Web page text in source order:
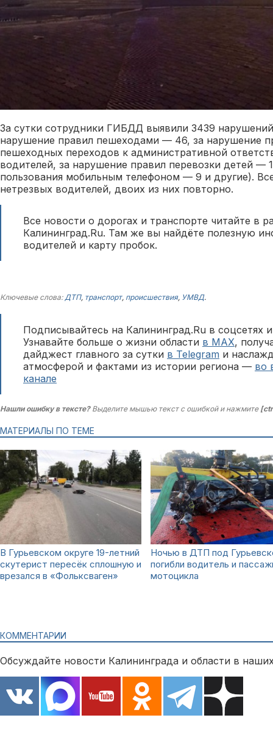
За сутки сотрудники ГИБДД выявили 3439
нарушение правил пешеходами — 46, за нарушение
пешеходных переходов к административной
водителей, за нарушение правил перевозки детей —
пользования мобильным телефоном — 9 и другие).
нетрезвых водителей, двоих из них повторно.
Все новости о дорогах и транспорте читайте в
Калининград.Ru. Там же вы найдёте полезную
водителей и карту пробок.
Ключевые слова:ДТП, транспорт, происшествия, УМВД.
Подписывайтесь на Калининград.Ru в соцсетях
Узнавайте больше о жизни области в MAX,
дайджест главного за сутки в Telegram и
атмосферой и фактами из истории региона — во
канале
Нашли ошибку в тексте?Выделите мышью текст с ошибкой и нажмите
МАТЕРИАЛЫ ПО ТЕМЕ
В Гурьевском округе 19-летний
скутерист пересёк сплошную и
врезался в «Фольксваген»
Ночью в ДТП под
погибли водитель и
мотоцикла
КОММЕНТАРИИ
Обсуждайте новости Калининграда и области в